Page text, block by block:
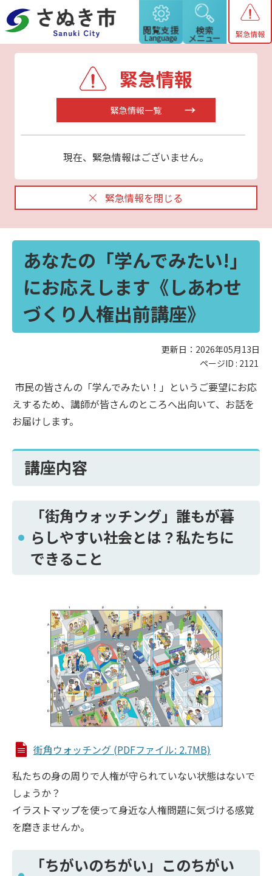
緊急情報
緊急情報
緊急情報一覧
現在、緊急情報はございません。
緊急情報を閉じる
あなたの「学んでみたい!」
にお応えします《しあわせ
づくり人権出前講座》
更新日：2026年05月13日
ページID : 2121
市民の皆さんの「学んでみたい！」というご要望にお応
えするため、講師が皆さんのところへ出向いて、お話を
お届けします。
講座内容
「街角ウォッチング」誰もが暮
らしやすい社会とは？私たちに
できること
街角ウォッチング (PDFファイル: 2.7MB)
私たちの身の周りで人権が守られていない状態はないで
しょうか？
イラストマップを使って身近な人権問題に気づける感覚
を磨きませんか。
「ちがいのちがい」このちがい